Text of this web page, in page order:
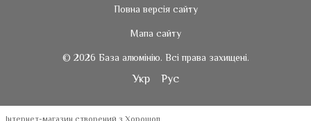
Повна версія сайту
Мапа сайту
© 2026 База алюмінію. Всі права захищені.
Укр Рус